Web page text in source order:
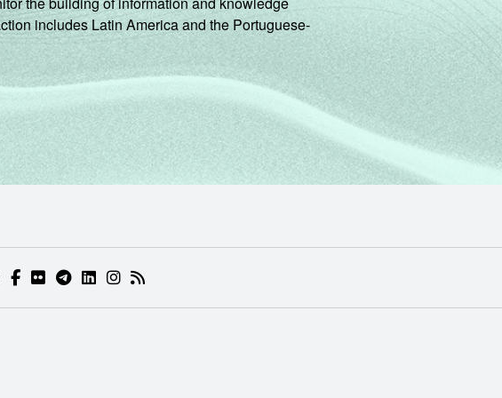
includes Latin America and the Portuguese-
DO NIC.BR (ABRE EM NOVA ABA)
DO NIC.BR (ABRE EM NOVA ABA)
FACEBOOK DO NIC.BR (ABRE EM NOVA ABA)
FLICKR DO NIC.BR (ABRE EM NOVA ABA)
TELEGRAM DO NIC.BR (ABRE EM NOVA ABA)
LINKEDIN DO NIC.BR (ABRE EM NOVA ABA)
INSTAGRAM DO NIC.BR (ABRE EM NOVA ABA)
RSS DO NIC.BR (ABRE EM NOVA ABA)